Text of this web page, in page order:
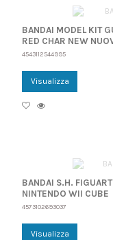
BANDAI MODEL KIT
RED CHAR NEW
4543112544995
Visualizza
BANDAI S.H.
NINTENDO WII CUBE
4573102693037
Visualizza